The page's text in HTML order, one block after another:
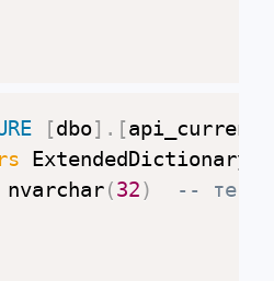
[dbo] . [
nvarchar(32)
--